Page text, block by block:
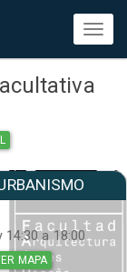
14:30 a 18:00
MAPA